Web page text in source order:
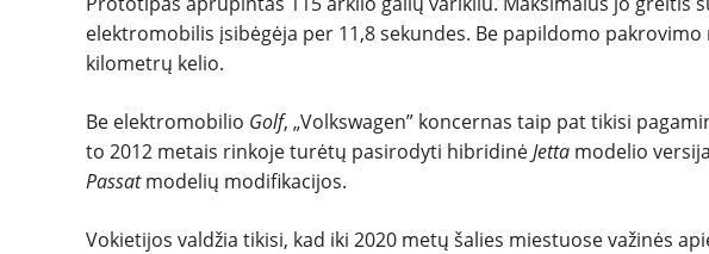
elektromobilis įsibėgėja per 11,8 sekundes. Be papildomo
kilometrų kelio.
Be elektromobilio Golf, „Volkswagen” koncernas taip pat tikisi
to 2012 metais rinkoje turėtų pasirodyti hibridinėJetta modelio
Passatmodelių modifikacijos.
Vokietijos valdžia tikisi, kad iki 2020 metų šalies miestuose važinės